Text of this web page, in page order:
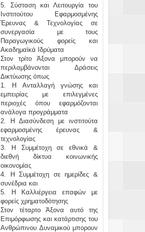
5. Σύσταση και Λειτουργία του
Ινστιτούτου Εφαρμοσμένης
Έρευνας & Τεχνολογίας σε
συνεργασία με τους
Παραγωγικούς φορείς και
Ακαδημαϊκά Ιδρύματα
Στον τρίτο Άξονα μπορούν να
περιλαμβάνονται Δράσεις
Δικτύωσης όπως
1. Η Ανταλλαγή γνώσης και
εμπειρίας με επιλεγμένες
περιοχές όπου εφαρμόζονται
ανάλογα προγράμματα
2. Η Διασύνδεση με ινστιτούτα
εφαρμοσμένης έρευνας &
τεχνολογίας
3. Η Συμμέτοχη σε εθνικά &
διεθνή δίκτυα κοινωνικής
οικονομίας
4. Η Συμμέτοχη σε ημερίδες &
συνέδρια και
5. Η Καλλιέργεια επαφών με
φορείς χρηματοδότησης
Στον τέταρτο Άξονα αυτό της
Επιμόρφωσης και κατάρτισης του
Ανθρώπινου Δυναμικού μπορουν